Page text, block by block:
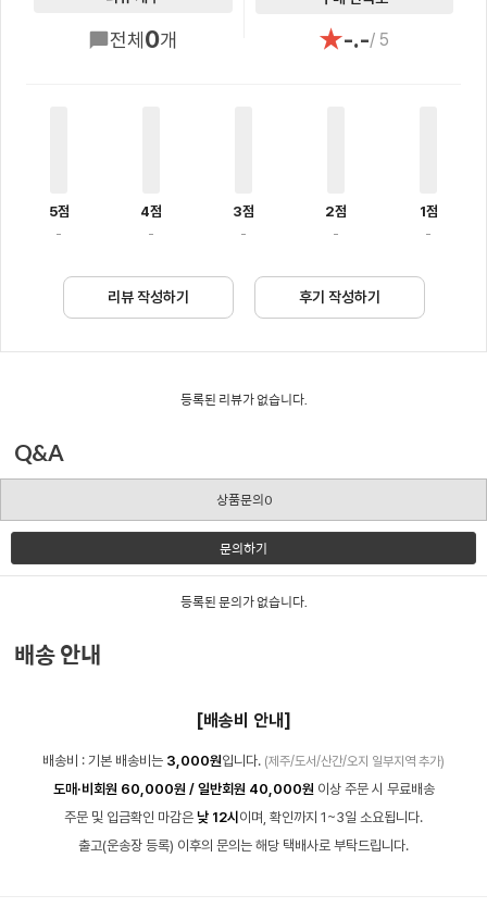
전체 0개 ★-.-/ 5
5점
-
4점
-
3점
-
2점
-
1점
-
리뷰 작성하기 후기 작성하기
등록된 리뷰가 없습니다.
Q&A
상품문의0
문의하기
등록된 문의가 없습니다.
배송 안내
[배송비 안내]
배송비 : 기본 배송비는 3,000원입니다. (제주/도서/산간/오지 일부지역 추가)
도매·비회원 60,000원 / 일반회원 40,000원 이상 주문 시 무료배송
주문 및 입금확인 마감은 낮 12시이며, 확인까지 1~3일 소요됩니다.
출고(운송장 등록) 이후의 문의는 해당 택배사로 부탁드립니다.